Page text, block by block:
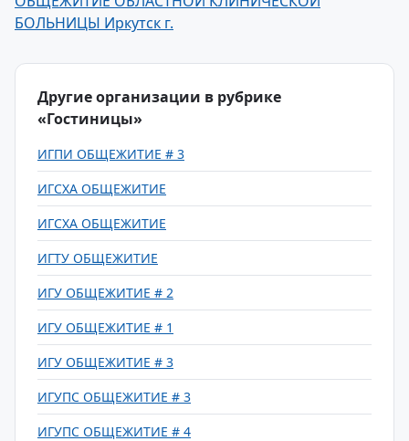
БОЛЬНИЦЫ Иркутск г.
Другие организации в рубрике
«Гостиницы»
ИГПИ ОБЩЕЖИТИЕ # 3
ИГСХА ОБЩЕЖИТИЕ
ИГСХА ОБЩЕЖИТИЕ
ИГТУ ОБЩЕЖИТИЕ
ИГУ ОБЩЕЖИТИЕ # 2
ИГУ ОБЩЕЖИТИЕ # 1
ИГУ ОБЩЕЖИТИЕ # 3
ИГУПС ОБЩЕЖИТИЕ # 3
ИГУПС ОБЩЕЖИТИЕ # 4